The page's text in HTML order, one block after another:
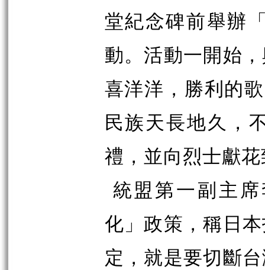
堂紀念碑前舉辦
動。活動一開始
喜洋洋，勝利的
民族天長地久，
禮，並向烈士獻
統盟第一副主
化」政策，稱日
定，就是要切斷